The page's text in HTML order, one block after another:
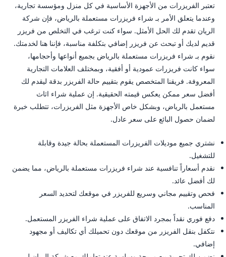
تعتبر الفريزرات من الأجهزة الأساسية في كل منزل ومؤسسة تجارية،
وعندما يتعلق الأمر بـ شراء فريزرات مستعملة بالرياض، فإن شركة
الريان تقدم لك الحل الأمثل. سواء كنت ترغب في التخلص من فريزر
قديم لديك أو تبحث عن فريزر إضافي بتكلفة مناسبة، فإننا هنا لخدمتك.
نقوم بـ شراء فريزرات مستعملة بالرياض بجميع أنواعها وأحجامها،
سواء كانت فريزرات عمودية أو أفقية، وبمختلف العلامات التجارية
المعروفة. فريقنا المتخصص يقوم بتقييم حالة الفريزر بدقة ليقدم لك
أفضل سعر ممكن يعكس قيمته الحقيقية. إن عملية شراء اثاث
مستعمل بالرياض، وبشكل خاص الأجهزة مثل الفريزرات، تتطلب خبرة
لضمان حصول البائع على سعر عادل.
نشتري جميع موديلات الفريزرات المستعملة بحالة جيدة وقابلة
للتشغيل.
نقدم أسعاراً تنافسية عند شراء فريزرات مستعملة بالرياض، مما يضمن
لك أفضل عائد.
فحص وتقييم مجاني وسريع للفريزر في موقعك لتحديد السعر
المناسب.
دفع فوري نقداً بمجرد الاتفاق على عملية شراء الفريزر المستعمل.
نتكفل بنقل الفريزر من موقعك دون تحميلك أي تكاليف أو مجهود
إضافي.